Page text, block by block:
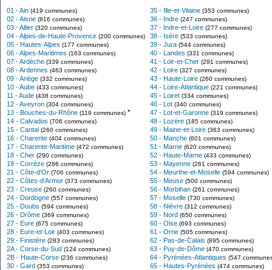
01 - Ain (419 communes)
02 - Aisne (816 communes)
03 - Allier (320 communes)
04 - Alpes-de-Haute-Provence (200 communes)
05 - Hautes-Alpes (177 communes)
06 - Alpes-Maritimes (163 communes)
07 - Ardèche (339 communes)
08 - Ardennes (463 communes)
09 - Ariège (332 communes)
10 - Aube (433 communes)
11 - Aude (438 communes)
12 - Aveyron (304 communes)
13 - Bouches-du-Rhône (119 communes) *
14 - Calvados (706 communes)
15 - Cantal (260 communes)
16 - Charente (404 communes)
17 - Charente-Maritime (472 communes)
18 - Cher (290 communes)
19 - Corrèze (286 communes)
21 - Côte-d'Or (706 communes)
22 - Côtes-d'Armor (373 communes)
23 - Creuse (260 communes)
24 - Dordogne (557 communes)
25 - Doubs (594 communes)
26 - Drôme (369 communes)
27 - Eure (675 communes)
28 - Eure-et-Loir (403 communes)
29 - Finistère (283 communes)
2A - Corse-du-Sud (124 communes)
2B - Haute-Corse (236 communes)
30 - Gard (353 communes)
35 - Ille-et-Vilaine (353 communes)
36 - Indre (247 communes)
37 - Indre-et-Loire (277 communes)
38 - Isère (533 communes)
39 - Jura (544 communes)
40 - Landes (331 communes)
41 - Loir-et-Cher (291 communes)
42 - Loire (327 communes)
43 - Haute-Loire (260 communes)
44 - Loire-Atlantique (221 communes)
45 - Loiret (334 communes)
46 - Lot (340 communes)
47 - Lot-et-Garonne (319 communes)
48 - Lozère (185 communes)
49 - Maine-et-Loire (363 communes)
50 - Manche (601 communes)
51 - Marne (620 communes)
52 - Haute-Marne (433 communes)
53 - Mayenne (261 communes)
54 - Meurthe-et-Moselle (594 communes)
55 - Meuse (500 communes)
56 - Morbihan (261 communes)
57 - Moselle (730 communes)
58 - Nièvre (312 communes)
59 - Nord (650 communes)
60 - Oise (693 communes)
61 - Orne (505 communes)
62 - Pas-de-Calais (895 communes)
63 - Puy-de-Dôme (470 communes)
64 - Pyrénées-Atlantiques (547
65 - Hautes-Pyrénées (474 communes)